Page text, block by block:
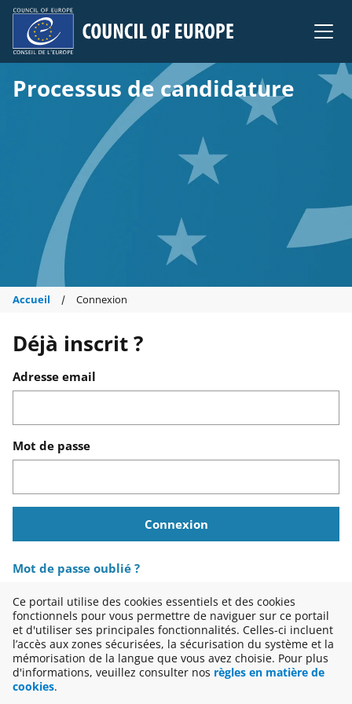
Ce portail utilise des cookies essentiels et des cookies
fonctionnels pour vous permettre de naviguer sur ce portail
et d'utiliser ses principales fonctionnalités. Celles-ci incluent
l’accès aux zones sécurisées, la sécurisation du système et la
mémorisation de la langue que vous avez choisie. Pour plus
d'informations, veuillez consulter nos règles en matière de
cookies.
Council of Europe
Processus de candidature
Accueil Connexion
Déjà inscrit ?
Login
Adresse email
Mot de passe
Connexion
Mot de passe oublié ?
Vous n'avez pas de compte ?S'inscrire
Retour à la liste des emplois